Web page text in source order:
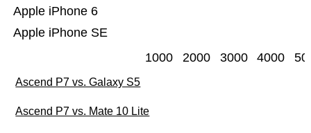
Apple iPhone SE
Apple iPhone 6
1000 2000 3000 4000
Ascend P7 vs. Galaxy S5
Ascend P7 vs. Mate 10 Lite